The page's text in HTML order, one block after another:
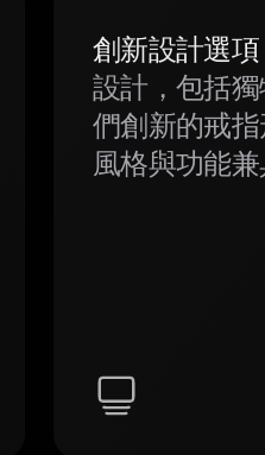
創新設計選項
設計，包括
們創新的戒
風格與功能兼